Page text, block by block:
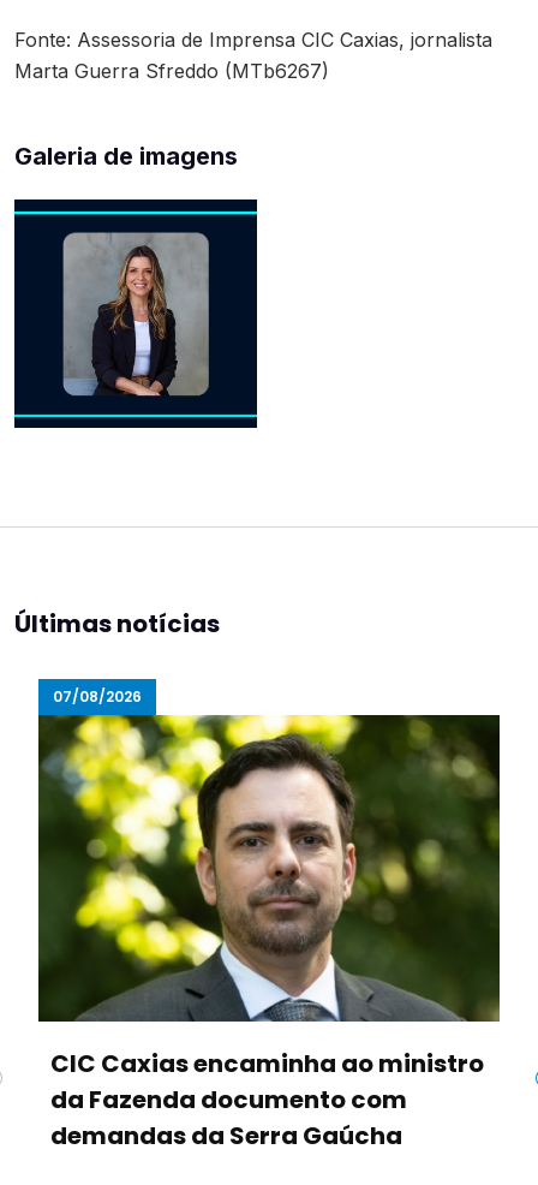
Fonte: Assessoria de Imprensa CIC Caxias, jornalista
Marta Guerra Sfreddo (MTb6267)
Galeria de imagens
Últimas notícias
07/08/2026
CIC Caxias encaminha ao ministro
da Fazenda documento com
demandas da Serra Gaúcha